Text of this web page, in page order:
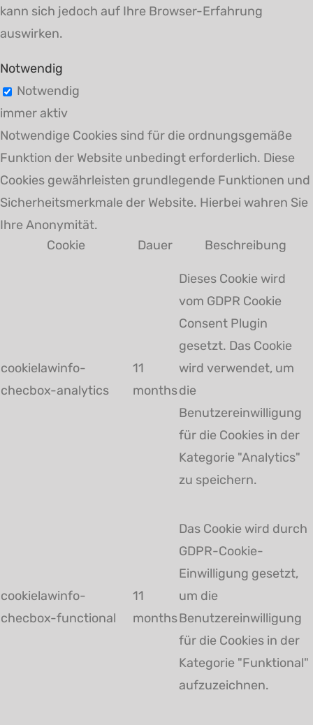
kann sich jedoch auf Ihre Browser-Erfahrung
auswirken.
Notwendig
Notwendig
immer aktiv
Notwendige Cookies sind für die ordnungsgemäße
Funktion der Website unbedingt erforderlich. Diese
Cookies gewährleisten grundlegende Funktionen und
Sicherheitsmerkmale der Website. Hierbei wahren Sie
Ihre Anonymität.
Cookie
Dauer Beschreibung
cookielawinfo-
checbox-analytics
11
months
Dieses Cookie wird
vom GDPR Cookie
Consent Plugin
gesetzt. Das Cookie
wird verwendet, um
die
Benutzereinwilligung
für die Cookies in der
Kategorie "Analytics"
zu speichern.
cookielawinfo-
checbox-functional
11
months
Das Cookie wird durch
GDPR-Cookie-
Einwilligung gesetzt,
um die
Benutzereinwilligung
für die Cookies in der
Kategorie "Funktional"
aufzuzeichnen.